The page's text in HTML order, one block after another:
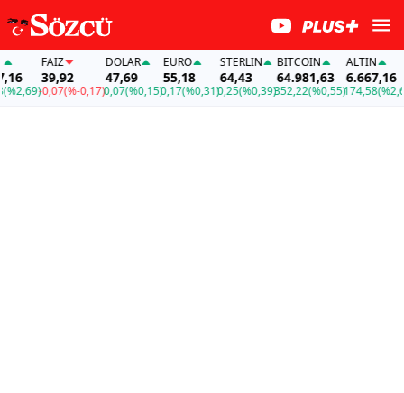
FAİZ
39,92
-0,07(%-0,17)
DOLAR
47,69
0,07(%0,15)
EURO
55,18
0,17(%0,31)
STERLIN
64,43
0,25(%0,39)
BITCOIN
64.981,63
352,22(%0,55)
ALTIN
6.667,16
174,58(%2,69)-